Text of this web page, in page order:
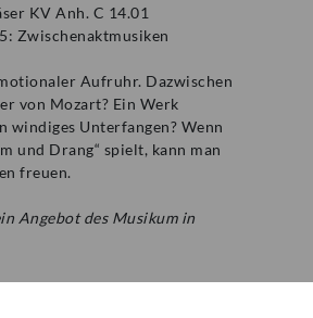
KV Anh. C 14.01
Zwischenaktmusiken
Aufruhr. Dazwischen
von Mozart? Ein Werk
Unterfangen? Wenn
und Drang“ spielt, kann man
freuen.
Angebot des Musikum in